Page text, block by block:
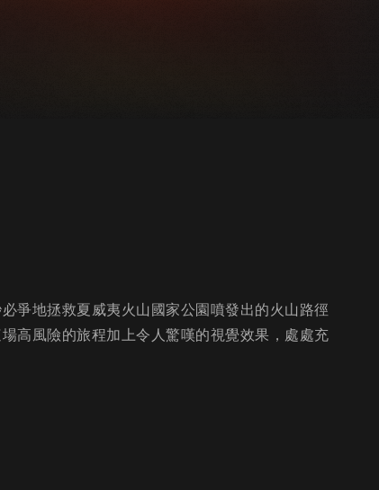
爭地拯救夏威夷火山國家公園噴發出的火山路徑
高風險的旅程加上令人驚嘆的視覺效果，處處充